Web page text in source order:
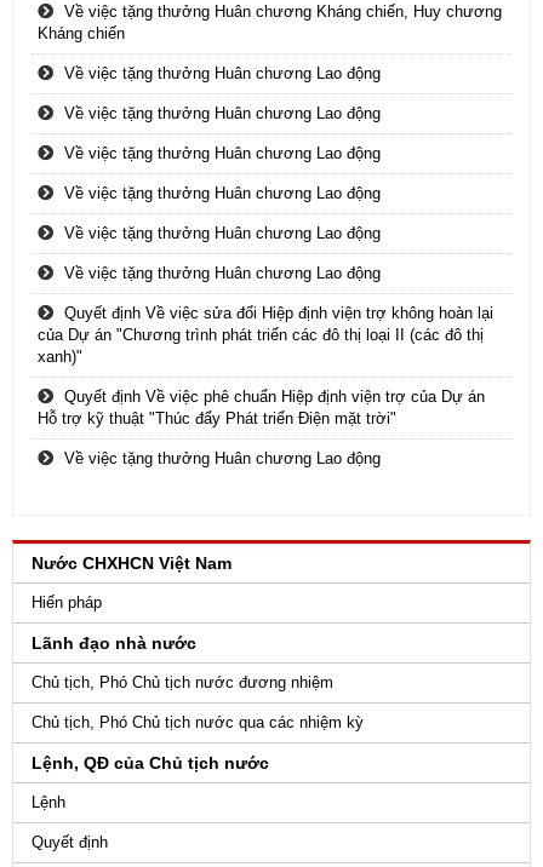
Về việc tặng thưởng Huân chương Kháng chiến, Huy chương
Kháng chiến
Về việc tặng thưởng Huân chương Lao động
Về việc tặng thưởng Huân chương Lao động
Về việc tặng thưởng Huân chương Lao động
Về việc tặng thưởng Huân chương Lao động
Về việc tặng thưởng Huân chương Lao động
Về việc tặng thưởng Huân chương Lao động
Quyết định Về việc sửa đổi Hiệp định viện trợ không hoàn lại
của Dự án "Chương trình phát triển các đô thị loại II (các đô thị
xanh)"
Quyết định Về việc phê chuẩn Hiệp định viện trợ của Dự án
Hỗ trợ kỹ thuật "Thúc đẩy Phát triển Điện mặt trời"
Về việc tặng thưởng Huân chương Lao động
Nước CHXHCN Việt Nam
Hiến pháp
Lãnh đạo nhà nước
Chủ tịch, Phó Chủ tịch nước đương nhiệm
Chủ tịch, Phó Chủ tịch nước qua các nhiệm kỳ
Lệnh, QĐ của Chủ tịch nước
Lệnh
Quyết định